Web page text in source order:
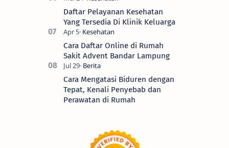
Daftar Pelayanan Kesehatan
Yang Tersedia Di Klinik Keluarga
Cara Daftar Online di Rumah
Sakit Advent Bandar Lampung
Cara Mengatasi Biduren dengan
Tepat, Kenali Penyebab dan
Perawatan di Rumah